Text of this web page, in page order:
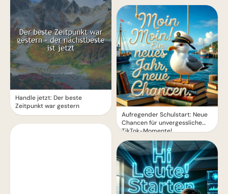
Handle jetzt: Der beste
Zeitpunkt war gestern
Aufregender Schulstart: Neue
Chancen für unvergessliche
TikTok-Momente!